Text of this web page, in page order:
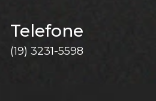
Telefone
(19) 3231-5598